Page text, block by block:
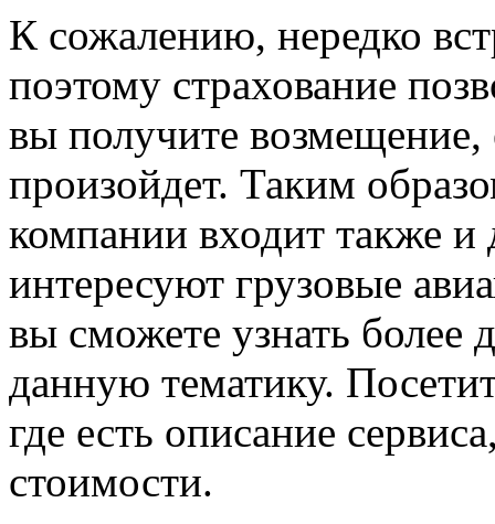
К сожалению, нередко
поэтому страхование
вы получите возмещение,
произойдет. Таким
компании входит также и
интересуют грузовые
вы сможете узнать
данную тематику.
где есть описание
стоимости.